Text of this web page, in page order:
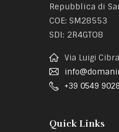
Repubblica di
COE: SM28553
SDI: 2R4GTO8
Via Luigi
+39 0549
Quick Links